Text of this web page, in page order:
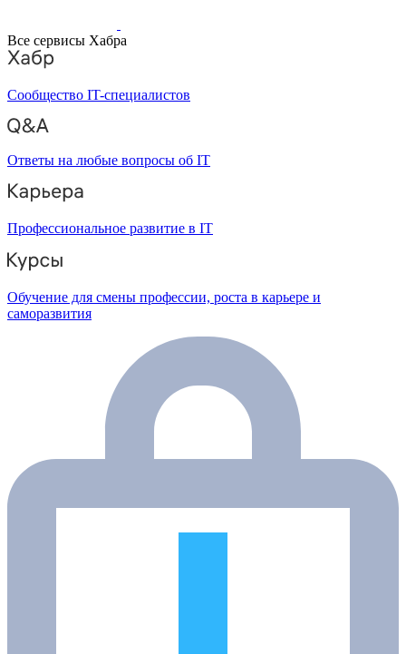
Все сервисы Хабра
Сообщество IT-специалистов
Ответы на любые вопросы об IT
Профессиональное развитие в IT
Обучение для смены профессии, роста в карьере и
саморазвития